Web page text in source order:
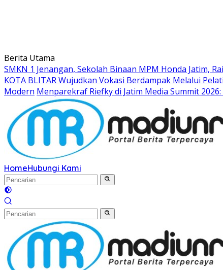
Berita Utama
SMKN 1 Jenangan, Sekolah Binaan MPM Honda Jatim,
KOTA BLITAR Wujudkan Vokasi Berdampak Melalui
Modern Menparekraf Riefky di Jatim Media Summit
HomeHubungi Kami